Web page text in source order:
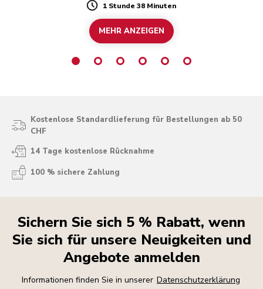
Duration
1 Stunde 38 Minuten
MEHR ANZEIGEN
Kostenlose Standardlieferung für Bestellungen ab 50
CHF
14 Tage kostenlose Rücknahme
100 % sichere Zahlung
Sichern Sie sich 5 % Rabatt, wenn
Sie sich für unsere Neuigkeiten und
Angebote anmelden
Informationen finden Sie in unserer Datenschutzerklärung